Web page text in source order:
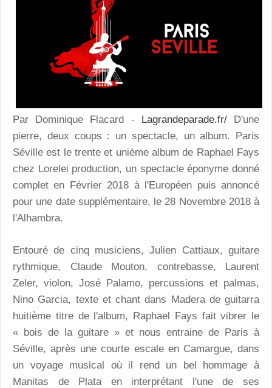
Par Dominique Flacard - Lagrandeparade.fr/D'une
pierre, deux coups : un spectacle, un album. Paris
Séville est le trente et unième album de Raphael Fays
chez Lorelei production, un spectacle éponyme donné
complet en Février 2018 à l'Européen puis annoncé
pour une date supplémentaire, le 28 Novembre 2018 à
l'Alhambra.
Entouré de cinq musiciens, Julien Cattiaux, guitare
rythmique, Claude Mouton, contrebasse, Laurent
Zeler, violon, José Palamo, percussions et palmas,
Nino Garcia, texte et chant dans Madera de guitarra
huitième titre de l'album, Raphael Fays fait vibrer le
« bois de la guitare » et nous entraine de Paris à
Séville, après une courte escale en Camargue, dans
un voyage musical où il rend un bel hommage à
Manitas de Plata en interprétant l'une de ses